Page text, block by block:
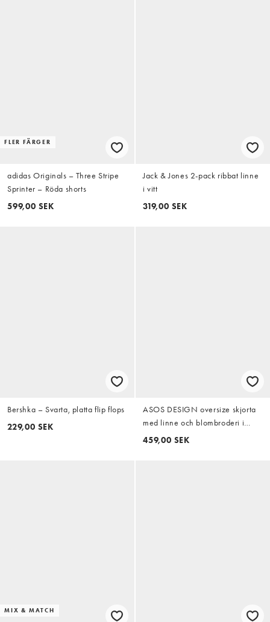
FLER FÄRGER
adidas Originals – Three Stripe
Sprinter – Röda shorts
599,00 SEK
Jack & Jones 2-pack ribbat linne
i vitt
319,00 SEK
Bershka – Svarta, platta flip flops
229,00 SEK
ASOS DESIGN oversize skjorta
med linne och blombroderi i
svart
459,00 SEK
MIX & MATCH